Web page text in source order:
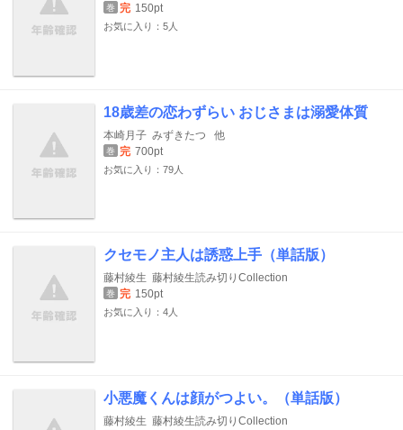
巻 完 150pt
お気に入り：5人
18歳差の恋わずらい おじさまは溺愛体質
本崎月子 みずきたつ 他
巻 完 700pt
お気に入り：79人
クセモノ主人は誘惑上手（単話版）
藤村綾生 藤村綾生読み切りCollection
巻 完 150pt
お気に入り：4人
小悪魔くんは顔がつよい。（単話版）
藤村綾生 藤村綾生読み切りCollection